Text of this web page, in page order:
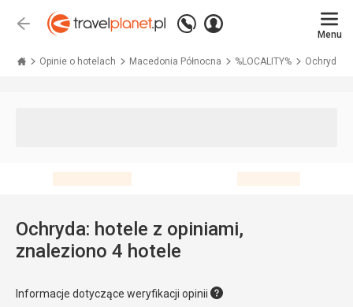
Wstecz
Zadzwoń
+48 71 771 76 55
Zaloguj
Menu
Opinie o hotelach Macedonia Północna %LOCALITY% Ochryda
Ochryda: hotele z opiniami,
znaleziono 4 hotele
Informacje dotyczące weryfikacji opinii